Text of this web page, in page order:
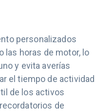
personalizados
las horas de motor, lo
y evita averías
el tiempo de actividad
de los activos
de